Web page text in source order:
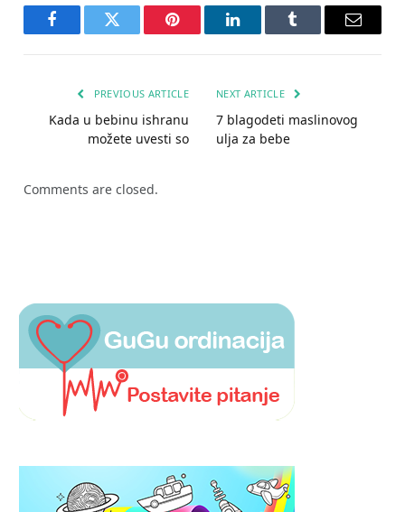
FacebookTwitter Pinterest LinkedInTumblr Email
PREVIOUS ARTICLE
Kada u bebinu ishranu
možete uvesti so
NEXT ARTICLE
7 blagodeti maslinovog
ulja za bebe
Comments are closed.